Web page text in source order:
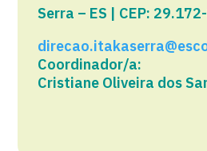
Serra – ES | CEP:
Coordinador/a:
Cristiane Oliveira dos